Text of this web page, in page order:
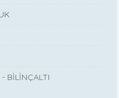
BİLİNÇALTI